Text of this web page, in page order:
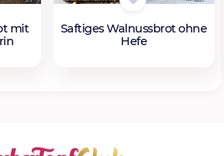
mit
Saftiges Walnussbrot ohne
Hefe